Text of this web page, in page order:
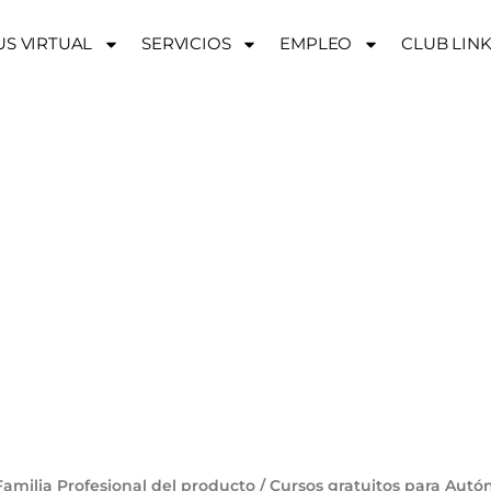
VIRTUAL SERVICIOS EMPLEO CLUB LINK
Profesional del producto / Cursos gratuitos para